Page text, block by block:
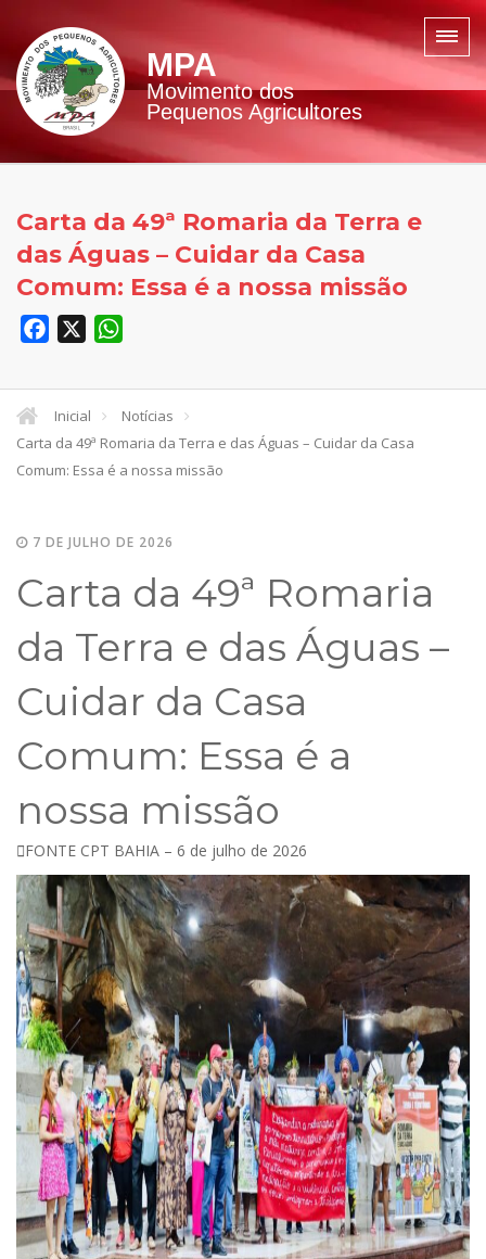
MPA
Movimento dos
Pequenos Agricultores
Carta da 49ª Romaria da Terra e
das Águas – Cuidar da Casa
Comum: Essa é a nossa missão
Facebook
Inicial
Notícias
Carta da 49ª Romaria da Terra e das Águas – Cuidar da Casa
Comum: Essa é a nossa missão
7 DE JULHO DE 2026
Carta da 49ª Romaria
da Terra e das Águas –
Cuidar da Casa
Comum: Essa é a
nossa missão
FONTE CPT BAHIA – 6 de julho de 2026